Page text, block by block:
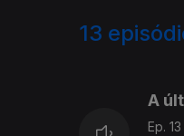
13
A
Ep. 13